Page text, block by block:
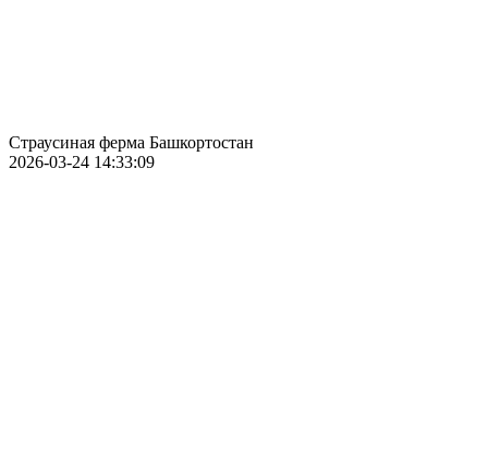
Страусиная ферма Башкортостан
2026-03-24 14:33:09